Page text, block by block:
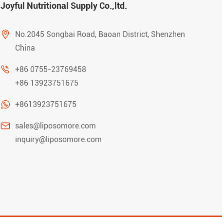
Joyful Nutritional Supply Co.,ltd.

No.2045 Songbai Road, Baoan District, Shenzhen
China

+86 0755-23769458
+86 13923751675
 +8613923751675
 sales@liposomore.com
inquiry@liposomore.com